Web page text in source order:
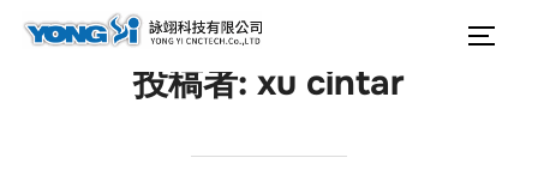
サ
投稿者: xu cintar